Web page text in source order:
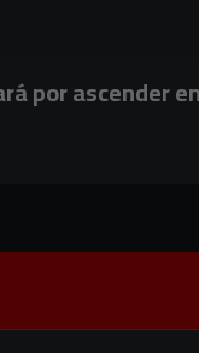
por ascender en